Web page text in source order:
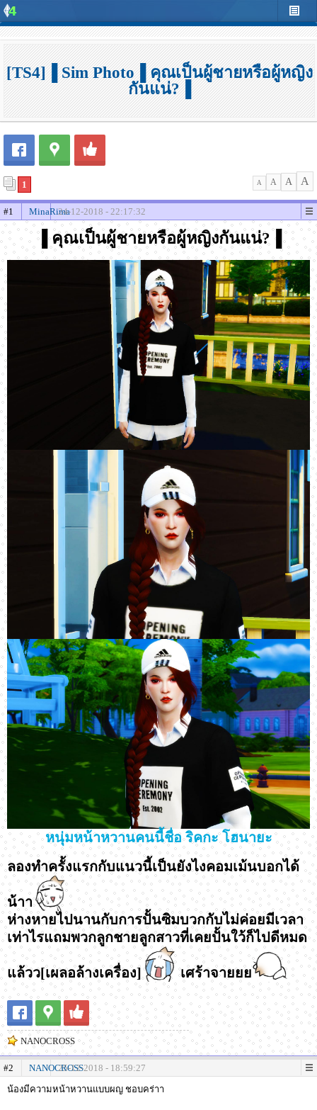
[TS4]▐ Sim Photo▐ คุณเป็นผู้ชายหรือผู้หญิง
กันแน่?▐
1 A A A A
#1 MinaRima24-12-2018 - 22:17:32
▐ คุณเป็นผู้ชายหรือผู้หญิงกันแน่?▐
หนุ่มหน้าหวานคนนี้ชื่อ ริคกะ โฮนายะ
ลองทำครั้งแรกกับแนวนี้เป็นยังไงคอมเม้นบอกได้
น้าา
ห่างหายไปนานกับการปั้นซิมบวกกับไม่ค่อยมีเวลา
เท่าไรแถมพวกลูกชายลูกสาวที่เคยปั้นใว้ก็ไปดีหมด
แล้วว[เผลอล้างเครื่อง] เศร้าจายยย
NANOCROSS
#2 NANOCROSS25-12-2018 - 18:59:27
น้องมีความหน้าหวานแบบผญ ชอบคร่าา